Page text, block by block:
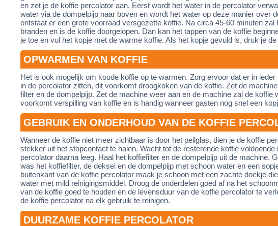
en zet je de koffie percolator aan. Eerst wordt het water in de percolator
water via de dompelpijp naar boven en wordt het water op deze manier over
ontstaat er een grote voorraad versgezette koffie. Na circa 45-60 minuten zal
branden en is de koffie doorgelopen. Dan kan het tappen van de koffie
je toe en vul het kopje met de warme koffie. Als het kopje gevuld is, druk je
OPWARMEN VAN KOFFIE
Het is ook mogelijk om koude koffie op te warmen. Zorg ervoor dat er in
in de percolator zitten, dit voorkomt droogkoken van de koffie. Zet de
filter en de dompelpijp. Zet de machine weer aan en de machine zal de koffie
voorkomt verspilling van koffie en is handig wanneer gasten nog snel een
GEBRUIK EN ONDERHOUD VAN DE KOFFIE
Wanneer de koffie niet meer zichtbaar is door het peilglas, dien je de koffie
stekker uit het stopcontact te halen. Wacht tot de resterende koffie voldoende
percolator daarna leeg. Haal het koffiefilter en de dompelpijp uit de machine.
was het koffiefilter, de deksel en de dompelpijp met schoon water en een
buitenkant van de koffie percolator maak je schoon met een zachte doekje
water met mild reinigingsmiddel. Droog de onderdelen goed af na het
van de koffie goed te houden en de levensduur van de koffie percolator te
de koffie percolator na elk gebruik te reinigen.
DUURZAME KOFFIE PERCOLATOR